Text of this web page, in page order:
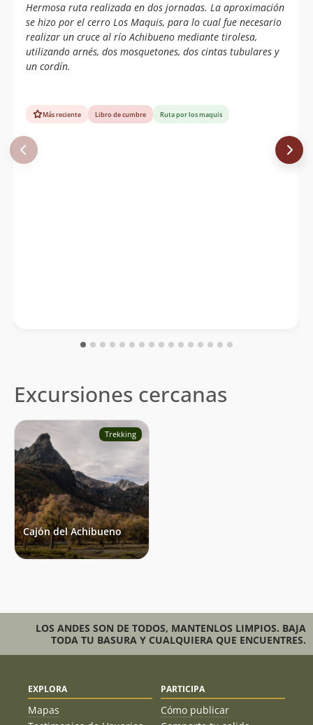
Hermosa ruta realizada en dos jornadas. La aproximación
se hizo por el cerro Los Maquis, para lo cual fue necesario
realizar un cruce al río Achibueno mediante tirolesa,
utilizando arnés, dos mosquetones, dos cintas tubulares y
un cordín.
Más reciente Libro de cumbre Ruta por los maquis
Excursiones cercanas
Trekking
Cajón del Achibueno
LOS ANDES SON DE TODOS, MANTENLOS LIMPIOS. BAJA
TODA TU BASURA Y CUALQUIERA QUE ENCUENTRES.
EXPLORA
Mapas
PARTICIPA
Cómo publicar